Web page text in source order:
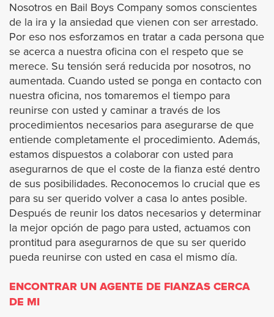
Norco
Palm Desert
Palm Springs
Perris
Rancho Mirage
Riverside
San Jacinto
Temecula
Nosotros en Bail Boys Company somos conscientes
de la ira y la ansiedad que vienen con ser arrestado.
Por eso nos esforzamos en tratar a cada persona que
se acerca a nuestra oficina con el respeto que se
merece. Su tensión será reducida por nosotros, no
aumentada. Cuando usted se ponga en contacto con
nuestra oficina, nos tomaremos el tiempo para
reunirse con usted y caminar a través de los
procedimientos necesarios para asegurarse de que
entiende completamente el procedimiento. Además,
estamos dispuestos a colaborar con usted para
asegurarnos de que el coste de la fianza esté dentro
de sus posibilidades. Reconocemos lo crucial que es
para su ser querido volver a casa lo antes posible.
Después de reunir los datos necesarios y determinar
la mejor opción de pago para usted, actuamos con
prontitud para asegurarnos de que su ser querido
pueda reunirse con usted en casa el mismo día.
ENCONTRAR UN AGENTE DE FIANZAS CERCA
DE MI